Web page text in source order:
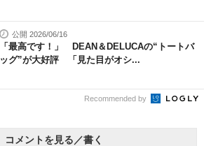
公開 2026/06/16
「最高です！」 DEAN＆DELUCAの“トートバ
ッグ”が大好評 「見た目がオシ...
Recommended by
コメントを見る／書く